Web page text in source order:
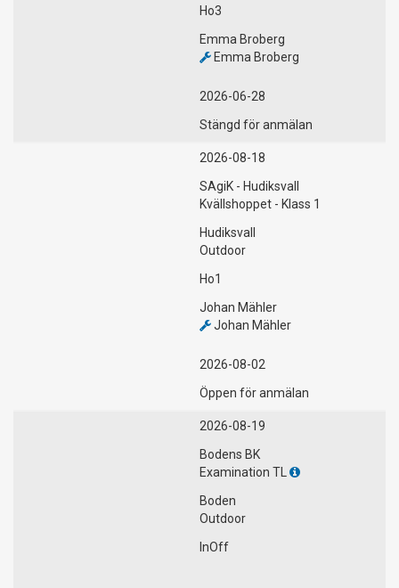
Ho3
Emma Broberg
Emma Broberg
2026-06-28
Stängd för anmälan
2026-08-18
SAgiK - Hudiksvall
Kvällshoppet - Klass 1
Hudiksvall
Outdoor
Ho1
Johan Mähler
Johan Mähler
2026-08-02
Öppen för anmälan
2026-08-19
Bodens BK
Examination TL
Boden
Outdoor
InOff